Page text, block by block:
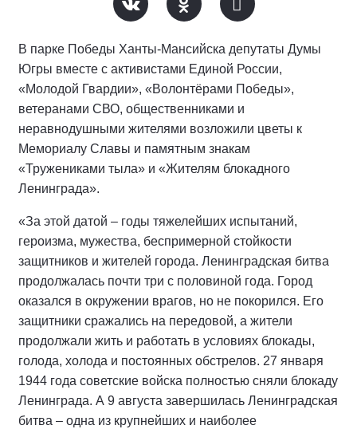
В парке Победы Ханты-Мансийска депутаты Думы
Югры вместе с активистами Единой России,
«Молодой Гвардии», «Волонтёрами Победы»,
ветеранами СВО, общественниками и
неравнодушными жителями возложили цветы к
Мемориалу Славы и памятным знакам
«Тружениками тыла» и «Жителям блокадного
Ленинграда».
«За этой датой – годы тяжелейших испытаний,
героизма, мужества, беспримерной стойкости
защитников и жителей города. Ленинградская битва
продолжалась почти три с половиной года. Город
оказался в окружении врагов, но не покорился. Его
защитники сражались на передовой, а жители
продолжали жить и работать в условиях блокады,
голода, холода и постоянных обстрелов. 27 января
1944 года советские войска полностью сняли блокаду
Ленинграда. А 9 августа завершилась Ленинградская
битва – одна из крупнейших и наиболее